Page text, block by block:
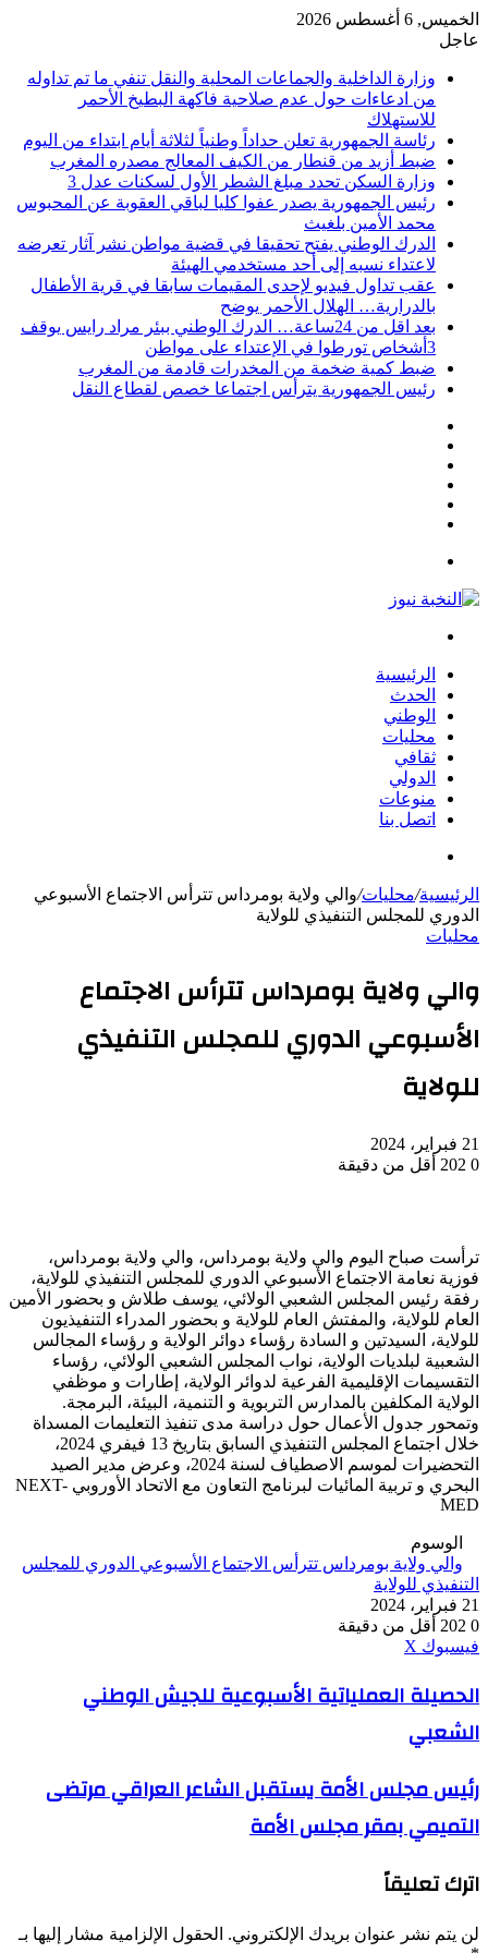
الخميس, 6 أغسطس 2026
عاجل
وزارة الداخلية والجماعات المحلية والنقل تنفي ما تم تداوله
من ادعاءات حول عدم صلاحية فاكهة البطيخ الأحمر
للاستهلاك
رئاسة الجمهورية تعلن حداداً وطنياً لثلاثة أيام ابتداء من اليوم
ضبط أزيد من قنطار من الكيف المعالج مصدره المغرب
وزارة السكن تحدد مبلغ الشطر الأول لسكنات عدل 3
رئيس الجمهورية يصدر عفوا كليا لباقي العقوبة عن المحبوس
محمد الأمين بلغيث
الدرك الوطني يفتح تحقيقا في قضية مواطن نشر آثار تعرضه
لاعتداء نسبه إلى أحد مستخدمي الهيئة
عقب تداول فيديو لإحدى المقيمات سابقا في قرية الأطفال
بالدرارية… الهلال الأحمر يوضح
بعد اقل من 24ساعة… الدرك الوطني ببئر مراد رايس يوقف
3أشخاص تورطوا في الإعتداء على مواطن
ضبط كمية ضخمة من المخدرات قادمة من المغرب
رئيس الجمهورية يترأس اجتماعا خصص لقطاع النقل
الرئيسية
الحدث
الوطني
محليات
ثقافي
الدولي
منوعات
اتصل بنا
الرئيسية/محليات/والي ولاية بومرداس تترأس الاجتماع الأسبوعي
الدوري للمجلس التنفيذي للولاية
محليات
والي ولاية بومرداس تترأس الاجتماع
الأسبوعي الدوري للمجلس التنفيذي
للولاية
21 فبراير، 2024
0
أقل من دقيقة
ترأست صباح اليوم والي ولاية بومرداس، والي ولاية بومرداس،
فوزية نعامة الاجتماع الأسبوعي الدوري للمجلس التنفيذي للولاية،
رفقة رئيس المجلس الشعبي الولائي، يوسف طلاش و بحضور الأمين
العام للولاية، والمفتش العام للولاية و بحضور المدراء التنفيذيون
للولاية، السيدتين و السادة رؤساء دوائر الولاية و رؤساء المجالس
الشعبية لبلديات الولاية، نواب المجلس الشعبي الولائي، رؤساء
التقسيمات الإقليمية الفرعية لدوائر الولاية، إطارات و موظفي
الولاية المكلفين بالمدارس التربوية و التنمية، البيئة، البرمجة.
وتمحور جدول الأعمال حول دراسة مدى تنفيذ التعليمات المسداة
خلال اجتماع المجلس التنفيذي السابق بتاريخ 13 فيفري 2024،
التحضيرات لموسم الاصطياف لسنة 2024، وعرض مدير الصيد
البحري و تربية المائيات لبرنامج التعاون مع الاتحاد الأوروبي NEXT-
MED
الوسوم
والي ولاية بومرداس تترأس الاجتماع الأسبوعي الدوري للمجلس
التنفيذي للولاية
21 فبراير، 2024
0
أقل من دقيقة
فيسبوك ‫X
الحصيلة
العملياتية
الأسبوعية
الشعبي
الحصيلة العملياتية الأسبوعية للجيش الوطني
الشعبي
رئيس
مجلس
الأمة
يستقبل
العراقي
التميمي
بمقر
رئيس مجلس الأمة يستقبل الشاعر العراقي مرتضى
التميمي بمقر مجلس الأمة
اترك تعليقاً
لن يتم نشر عنوان بريدك الإلكتروني. الحقول الإلزامية مشار إليها بـ